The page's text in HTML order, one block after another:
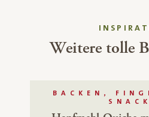
Weitere tolle
BACKEN,